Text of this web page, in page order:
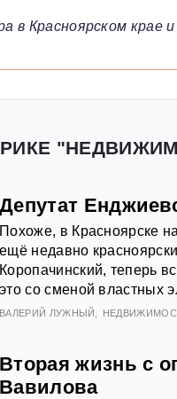
в Красноярском крае
Депутат
Похоже, в Красноярске
ещё недавно
Коропачинский, теперь
это со сменой властных
ВАЛЕРИЙ ЛУЖНЫЙ
Вторая жизнь с
Вавилова